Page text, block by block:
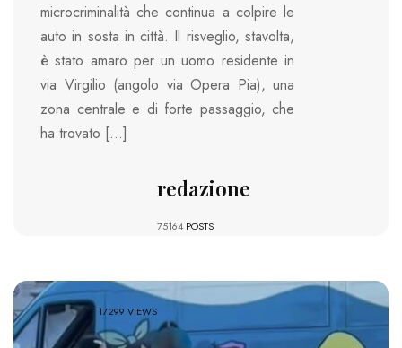
microcriminalità che continua a colpire le
auto in sosta in città. Il risveglio, stavolta,
è stato amaro per un uomo residente in
via Virgilio (angolo via Opera Pia), una
zona centrale e di forte passaggio, che
ha trovato […]
redazione
75164 POSTS
17299 VIEWS